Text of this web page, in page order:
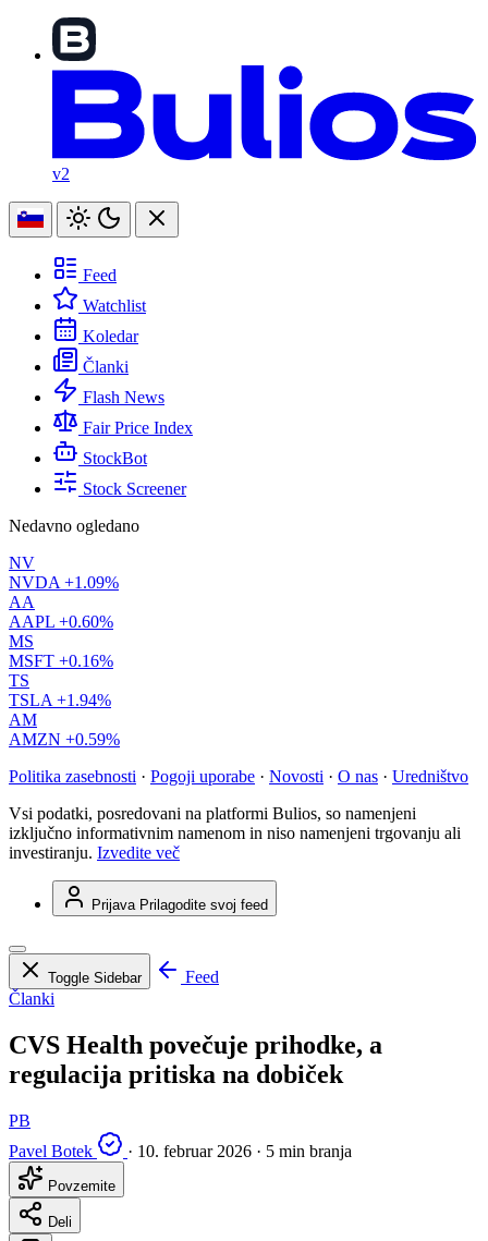
v2
Feed
Watchlist
Koledar
Članki
Flash News
Fair Price Index
StockBot
Stock Screener
Nedavno ogledano
NV
NVDA +1.09%
AA
AAPL +0.60%
MS
MSFT +0.16%
TS
TSLA +1.94%
AM
AMZN +0.59%
Politika zasebnosti · Pogoji uporabe · Novosti · O nas · Uredništvo
Vsi podatki, posredovani na platformi Bulios, so namenjeni
izključno informativnim namenom in niso namenjeni trgovanju ali
investiranju. Izvedite več
Prijava Prilagodite svoj feed
Toggle Sidebar
Feed
Članki
CVS Health povečuje prihodke, a
regulacija pritiska na dobiček
PB
Pavel Botek
· 10. februar 2026 · 5 min branja
Povzemite
Deli